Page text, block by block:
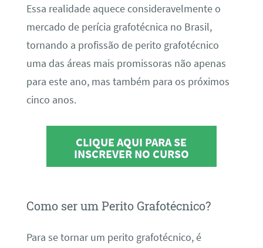
Essa realidade aquece consideravelmente o
mercado de perícia grafotécnica no Brasil,
tornando a profissão de perito grafotécnico
uma das áreas mais promissoras não apenas
para este ano, mas também para os próximos
cinco anos.
CLIQUE AQUI PARA SE
INSCREVER NO CURSO
Como ser um Perito Grafotécnico?
Para se tornar um perito grafotécnico, é